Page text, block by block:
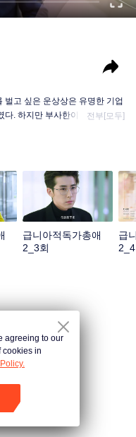
벌고 싶은 운상상은 유명한 기업
다. 하지만 부사한이 이 살시를
전부[모두]
급니아적독가총애
2_3회
급
agreeing to our
cookies in